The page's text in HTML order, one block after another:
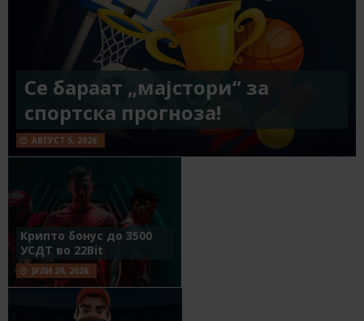
Се бараат „мајстори“ за
спортска прогноза!
АВГУСТ 5, 2026
Крипто бонус до 3500
УСДТ во 22Bit
ЈУЛИ 29, 2026